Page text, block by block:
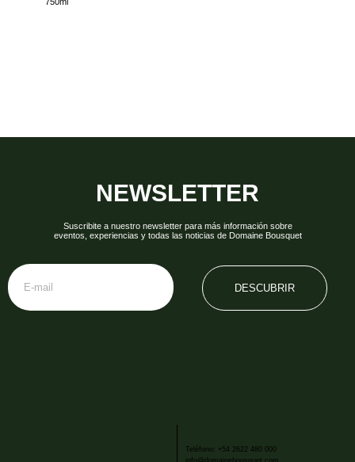
NEWSLETTER
Suscribite a nuestro newsletter para más información sobre
eventos, experiencias y todas las noticias de Domaine Bousquet
DESCUBRIR
Teléfono: +54 2622 480 000
info@domainebousquet.com